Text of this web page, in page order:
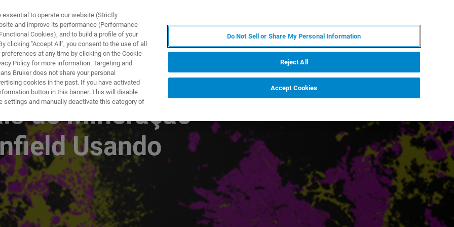
И РЕШЕНИЯ ПРИМЕНЕНИЯ
de Mineração
Usando
to operate our website (Strictly
and improve its performance (Performance
Cookies), and to build a profile of your
clicking "Accept All", you consent to the use of all
at any time by clicking on the Cookie
Policy for more information. Targeting and
Bruker does not share your personal
cookies in the past. If you have activated
button in this banner. This will disable
settings and manually deactivate this category of
Do Not Sell or Share My Personal Information
Reject All
Accept Cookies